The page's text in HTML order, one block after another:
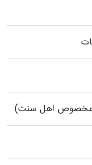
(مخصوص اهل سنت)